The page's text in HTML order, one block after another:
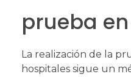
prueba
La realización de la
hospitales sigue un